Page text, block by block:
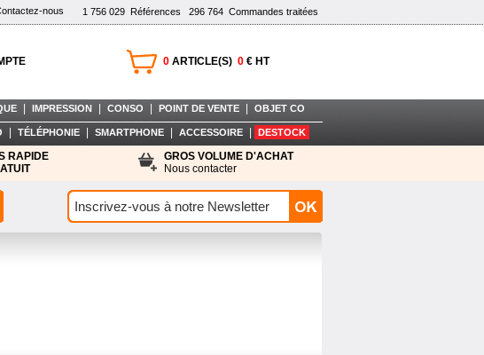
1 756 029 Références 296 764 Commandes traitées
nous
0 ARTICLE(S) 0 € HT
IMPRESSION CONSO POINT DE VENTE OBJET CO
TÉLÉPHONIE SMARTPHONE ACCESSOIRE DESTOCK
RAPIDE
GROS VOLUME D'ACHAT
Nous contacter